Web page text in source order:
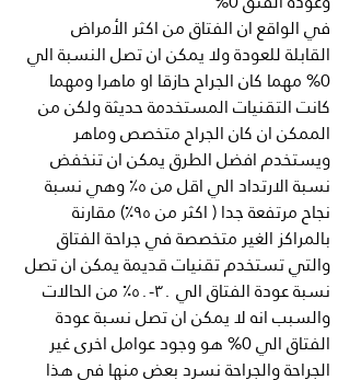
في الواقع ان الفتاق من اكثر الأمراض
القابلة للعودة ولا يمكن ان تصل النسبة الي
0% مهما كان الجراح حازقا او ماهرا ومهما
كانت التقنيات المستخدمة حديثة ولكن من
الممكن ان كان الجراح متخصص وماهر
ويستخدم افضل الطرق يمكن ان تنخفض
نسبة الارتداد الي اقل من ٥٪؜ وهي نسبة
نجاح مرتفعة جدا ( اكثر من ٩٥٪؜) مقارنة
بالمراكز الغير متخصصة في جراحة الفتاق
والتي تستخدم تقنيات قديمة يمكن ان تصل
نسبة عودة الفتاق الي ٣٠-٥٠٪؜ من الحالات
والسبب انه لا يمكن ان تصل نسبة عودة
الفتاق الي 0% هو وجود عوامل اخرى غير
الجراحة والجراحة نسرد بعض منها في هذا